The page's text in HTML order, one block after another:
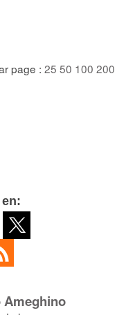
page : 25 50 100 200